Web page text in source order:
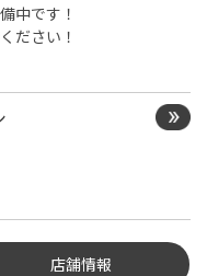
中です！
ださい！
店舗情報